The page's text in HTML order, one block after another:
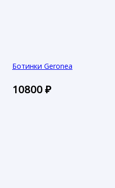
Ботинки Geronea
10800₽